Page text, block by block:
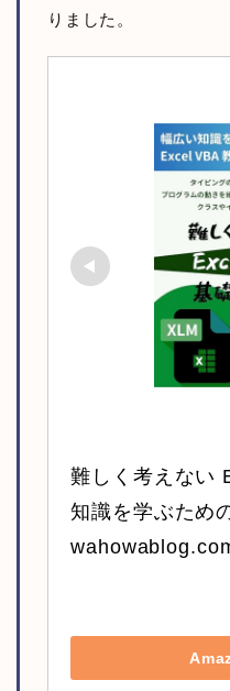
りました。
難しく考えない
知識を学ぶため